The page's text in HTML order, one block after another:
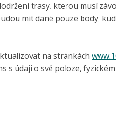
trasy, kterou musí
mít dané pouze body,
na stránkách
údaji o své poloze, fyzickém